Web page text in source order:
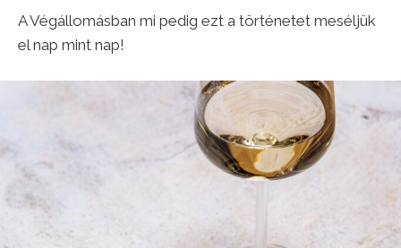
A Végállomásban mi pedig ezt a történetet meséljük
el nap mint nap!